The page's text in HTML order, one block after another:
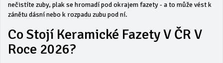
nečistíte zuby, plak se hromadí pod okrajem fazety - a to může vést k
zánětu dásní nebo k rozpadu zubu pod ní.
Co Stojí Keramické Fazety V ČR V
Roce 2026?